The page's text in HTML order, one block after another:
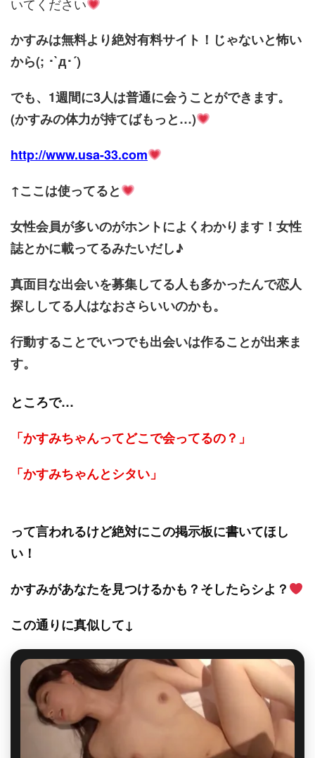
かすみは無料より絶対有料サイト！じゃないと怖い
から(; ･`д･´)
でも、1週間に3人は普通に会うことができます。
(かすみの体力が持てばもっと…)
http://www.usa-33.com
↑ここは使ってると
女性会員が多いのがホントによくわかります！女性
誌とかに載ってるみたいだし♪
真面目な出会いを募集してる人も多かったんで恋人
探ししてる人はなおさらいいのかも。
行動することでいつでも出会いは作ることが出来ま
す。
ところで…
「かすみちゃんってどこで会ってるの？」
「かすみちゃんとシタい」
って言われるけど絶対にこの掲示板に書いてほし
い！
かすみがあなたを見つけるかも？そしたらシよ？
この通りに真似して↓